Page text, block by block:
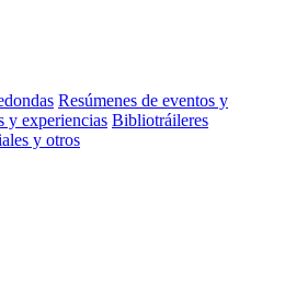
Resúmenes de eventos y
y experiencias Bibliotráileres
y otros